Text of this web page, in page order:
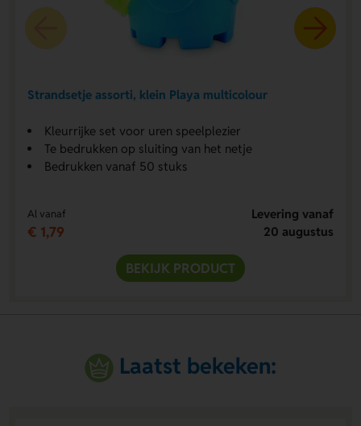
Strandsetje assorti, klein Playa multicolour
Kleurrijke set voor uren speelplezier
Te bedrukken op sluiting van het netje
Bedrukken vanaf 50 stuks
Al vanaf
€ 1,79
Levering vanaf
20 augustus
BEKIJK PRODUCT
Laatst bekeken: